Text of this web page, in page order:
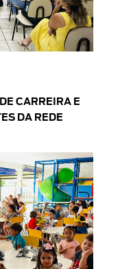
CARREIRA E
DA REDE